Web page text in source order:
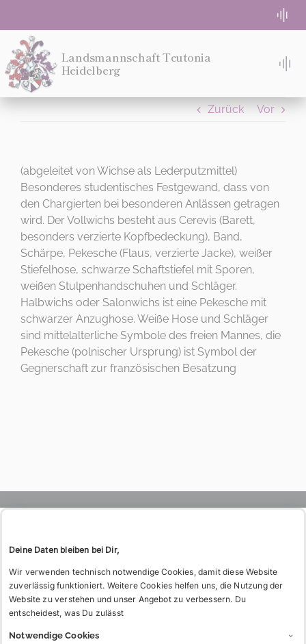
springen
WG-Zimmer frei
Absolute Beginner
Login für Teuten
Eventlocation Bremeneck
Kontakt
Tel: 06221 26 517
Landsmannschaft Teutonia
Heidelberg
TACH!
WOHNEN
MITMACHEN!
IDEE
MENSUR
KONTAKT
WIE BITTE?
Zurück Vor
(abgeleitet von Wichse als Lederputzmittel)
Besonderes studentisches Festgewand, dass von
den Chargierten bei besonderen Anlässen getragen
wird. Der Vollwichs besteht aus Cerevis (Barett,
besonders verzierte Kopfbedeckung), Band,
Schärpe, Pekesche (Flaus, verzierte Jacke), weißer
Stiefelhose, schwarze Schaftstiefel mit Sporen,
weißen Stulpenhandschuhen und Schläger.
Halbwichs oder Salonwichs ist eine Pekesche mit
schwarzer Anzughose. Weiße Hose und Schläger
sind mittelalterliche Symbole des freien Mannes, die
Pekesche (polnischer Ursprung) ist Symbol der
Gegnerschaft zur französischen Besatzung
DAS VERBINDUNGSHAUS
DER TREUBUND
Deine Daten bleiben bei Dir,
Wir verwenden technisch notwendige Cookies, damit diese Website
zuverlässig funktioniert. Weitere Cookies helfen uns, die Nutzung der
Website zu verstehen und unser Angebot zu verbessern. Du
entscheidest, was Du zulässt
Notwendige Cookies
DIES IST DEIN MENÜ
Wo
möchtest